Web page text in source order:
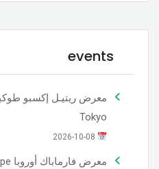
events
Tokyo
معرض فارماباك أوروبا Pharmapack Europe